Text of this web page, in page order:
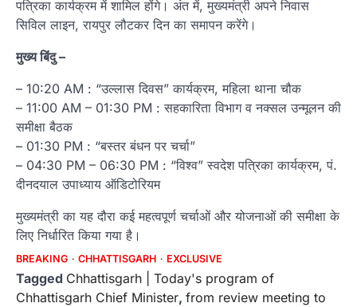
पत्रिका कार्यक्रम में शामिल होंगे। अंत में, मुख्यमंत्री अपने निवास
सिविल लाइन, रायपुर लौटकर दिन का समापन करेंगे।
मुख्य बिंदु –
– 10:20 AM : “उल्लास दिवस” कार्यक्रम, महिला थाना चौक
– 11:00 AM – 01:30 PM : सहकारिता विभाग व नक्सल उन्मूलन की
समीक्षा बैठक
– 01:30 PM : “बस्तर बंधन पर चर्चा”
– 04:30 PM – 06:30 PM : “विश्व” स्वदेश पत्रिका कार्यक्रम, पं.
दीनदयाल उपाध्याय ऑडिटोरियम
मुख्यमंत्री का यह दौरा कई महत्वपूर्ण चर्चाओं और योजनाओं की समीक्षा के
लिए निर्धारित किया गया है।
BREAKING CHHATTISGARH EXCLUSIVE
Tagged Chhattisgarh | Today's program of
Chhattisgarh Chief Minister, from review meeting to